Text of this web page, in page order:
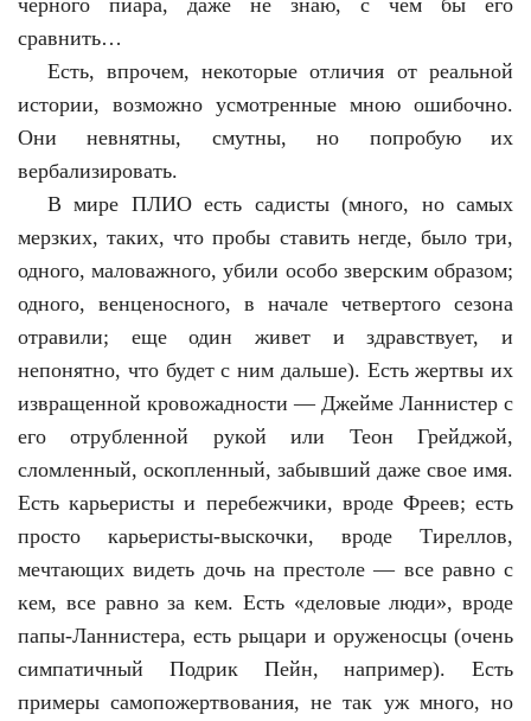
черного пиара, даже не знаю, с чем бы его
сравнить…
Есть, впрочем, некоторые отличия от реальной
истории, возможно усмотренные мною ошибочно.
Они невнятны, смутны, но попробую их
вербализировать.
В мире ПЛИО есть садисты (много, но самых
мерзких, таких, что пробы ставить негде, было три,
одного, маловажного, убили особо зверским образом;
одного, венценосного, в начале четвертого сезона
отравили; еще один живет и здравствует, и
непонятно, что будет с ним дальше). Есть жертвы их
извращенной кровожадности — Джейме Ланнистер с
его отрубленной рукой или Теон Грейджой,
сломленный, оскопленный, забывший даже свое имя.
Есть карьеристы и перебежчики, вроде Фреев; есть
просто карьеристы-выскочки, вроде Тиреллов,
мечтающих видеть дочь на престоле — все равно с
кем, все равно за кем. Есть «деловые люди», вроде
папы-Ланнистера, есть рыцари и оруженосцы (очень
симпатичный Подрик Пейн, например). Есть
примеры самопожертвования, не так уж много, но